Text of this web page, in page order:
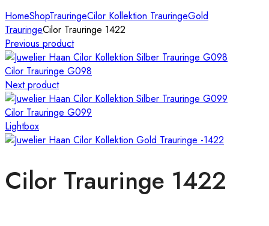
HomeShopTrauringeCilor Kollektion TrauringeGold
TrauringeCilor Trauringe 1422
Previous product
Cilor Trauringe G098
Next product
Cilor Trauringe G099
Lightbox
Cilor Trauringe 1422